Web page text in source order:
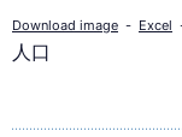
ラ
Download image - Excel
人口